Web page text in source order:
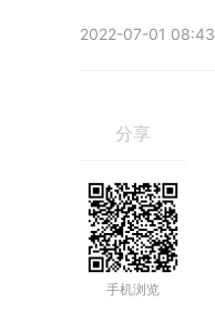
2022-07-01 08:43
分享
手机浏览